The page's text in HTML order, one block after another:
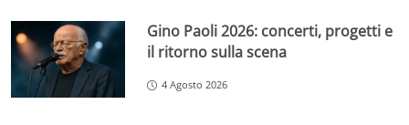
Gino Paoli 2026: concerti, progetti e
il ritorno sulla scena
4 Agosto 2026